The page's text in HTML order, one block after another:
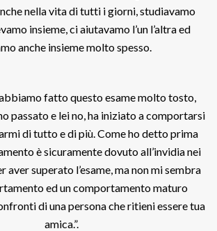
nella vita di tutti i giorni, studiavamo
insieme, ci aiutavamo l’un l’altra ed
anche insieme molto spesso.
fatto questo esame molto tosto,
passato e lei no, ha iniziato a comportarsi
di tutto e di più. Come ho detto prima
è sicuramente dovuto all’invidia nei
superato l’esame, ma non mi sembra
ed un comportamento maturo
di una persona che ritieni essere tua
amica.”.